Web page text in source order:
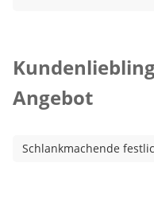
Angebot
Schlankmachende